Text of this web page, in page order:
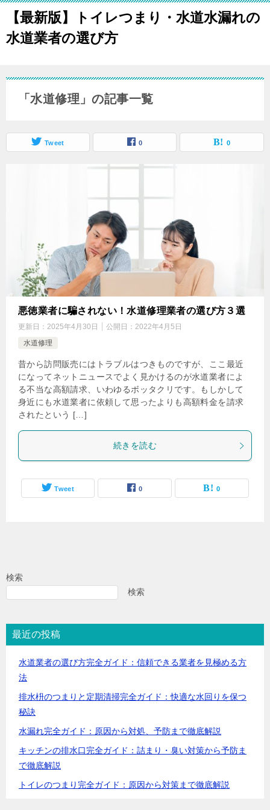
【最新版】トイレつまり・水道水漏れの
水道業者の選び方
「水道修理」の記事一覧
Tweet 0 0
悪徳業者に騙されない！水道修理業者の選び方３選
更新日： 2025年4月30日 公開日： 2022年4月5日
水道修理
昔から訪問販売にはトラブルはつきものですが、ここ最近
になってネットニュースでよく見かけるのが水道業者によ
る不当な高額請求、いわゆるボッタクリです。もしかして
身近にも水道業者に依頼して思ったよりも高額料金を請求
されたという […]
続きを読む
Tweet 0 0
検索
検索
最近の投稿
水道業者の選び方完全ガイド：信頼できる業者を見極める方
法
排水枡のつまりと定期清掃完全ガイド：快適な水回りを保つ
秘訣
水漏れ完全ガイド：原因から対処、予防まで徹底解説
キッチンの排水口完全ガイド：詰まり・臭い対策から予防ま
で徹底解説
トイレのつまり完全ガイド：原因から対策まで徹底解説